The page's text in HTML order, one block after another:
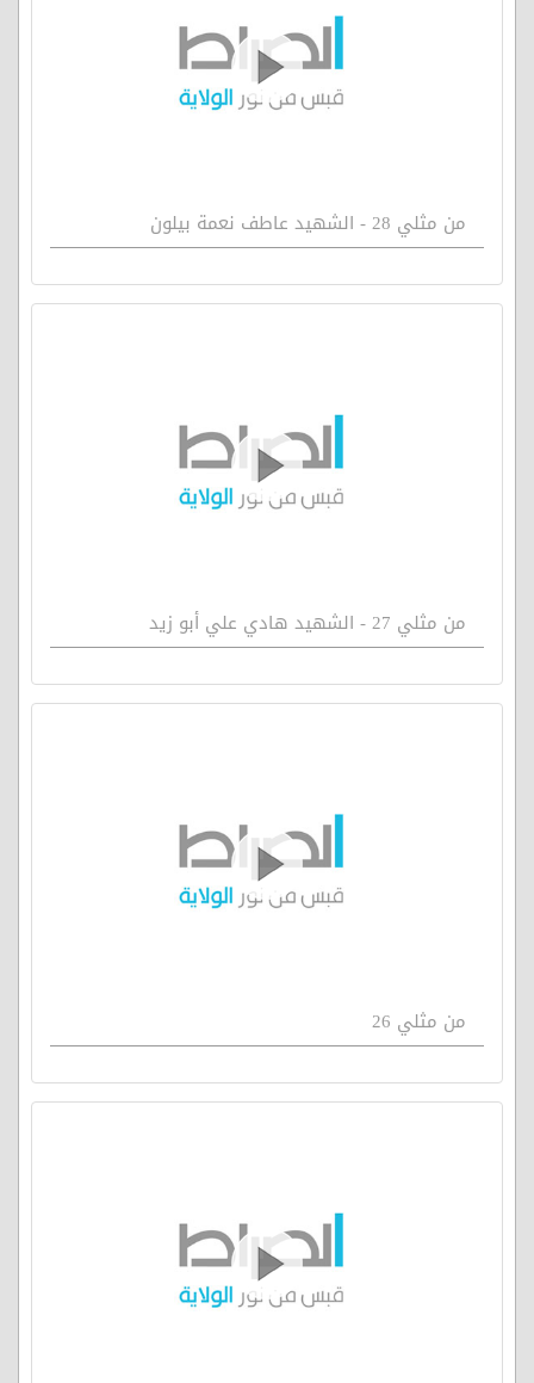
من مثلي 28 - الشهيد عاطف نعمة بيلون
من مثلي 27 - الشهيد هادي علي أبو زيد
من مثلي 26